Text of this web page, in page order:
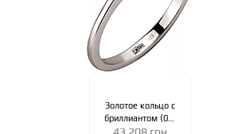
Золотое кольцо с
бриллиантом (01-
200905453)
43 208 грн